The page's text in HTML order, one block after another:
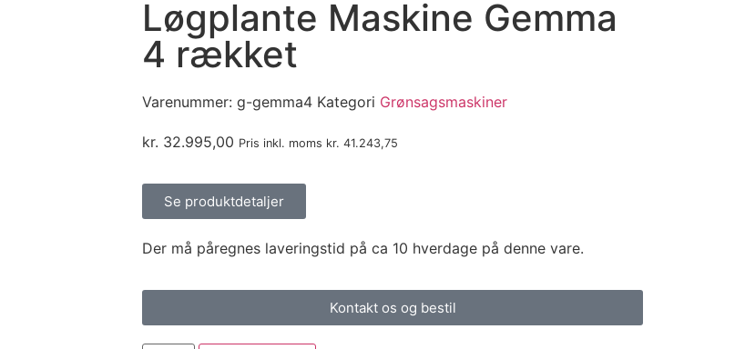
Løgplante Maskine Gemma
4 rækket
Varenummer: g-gemma4 Kategori Grønsagsmaskiner
kr. 32.995,00 Pris inkl. moms kr. 41.243,75
Se produktdetaljer
Der må påregnes laveringstid på ca 10 hverdage på denne vare.
Kontakt os og bestil